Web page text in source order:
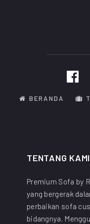
BERANDA
TENTANG KAMI
Premium Sofa by
yang bergerak
perbaikan sofa
bidangnya.